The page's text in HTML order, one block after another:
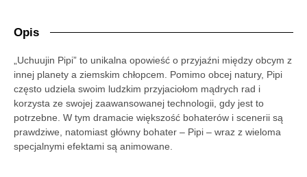
Opis
„Uchuujin Pipi” to unikalna opowieść o przyjaźni między obcym z
innej planety a ziemskim chłopcem. Pomimo obcej natury, Pipi
często udziela swoim ludzkim przyjaciołom mądrych rad i
korzysta ze swojej zaawansowanej technologii, gdy jest to
potrzebne. W tym dramacie większość bohaterów i scenerii są
prawdziwe, natomiast główny bohater – Pipi – wraz z wieloma
specjalnymi efektami są animowane.